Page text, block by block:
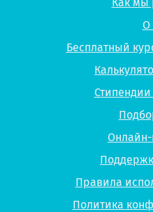
О
Бесплатный
Правила
Политика